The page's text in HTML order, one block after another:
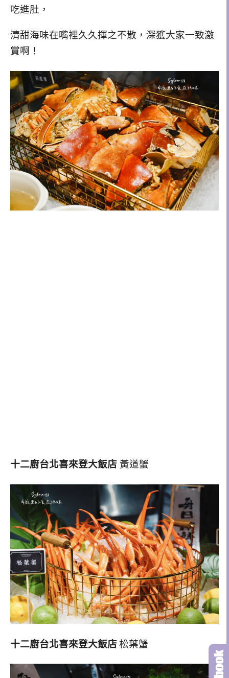
吃進肚，
清甜海味在嘴裡久久揮之不散，深獲大家一致激
賞啊！
十二廚台北喜來登大飯店 黃道蟹
十二廚台北喜來登大飯店松葉蟹